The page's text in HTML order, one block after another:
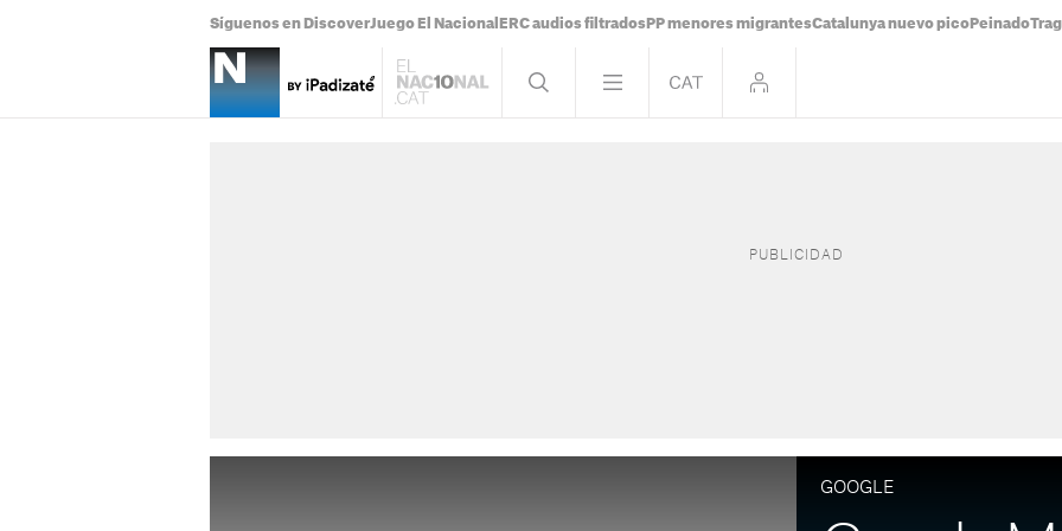
Síguenos en DiscoverJuego El Nacional ERC audios filtrados PP menores migrantesCatalunya nuevo pico Peinado
GOOGLE